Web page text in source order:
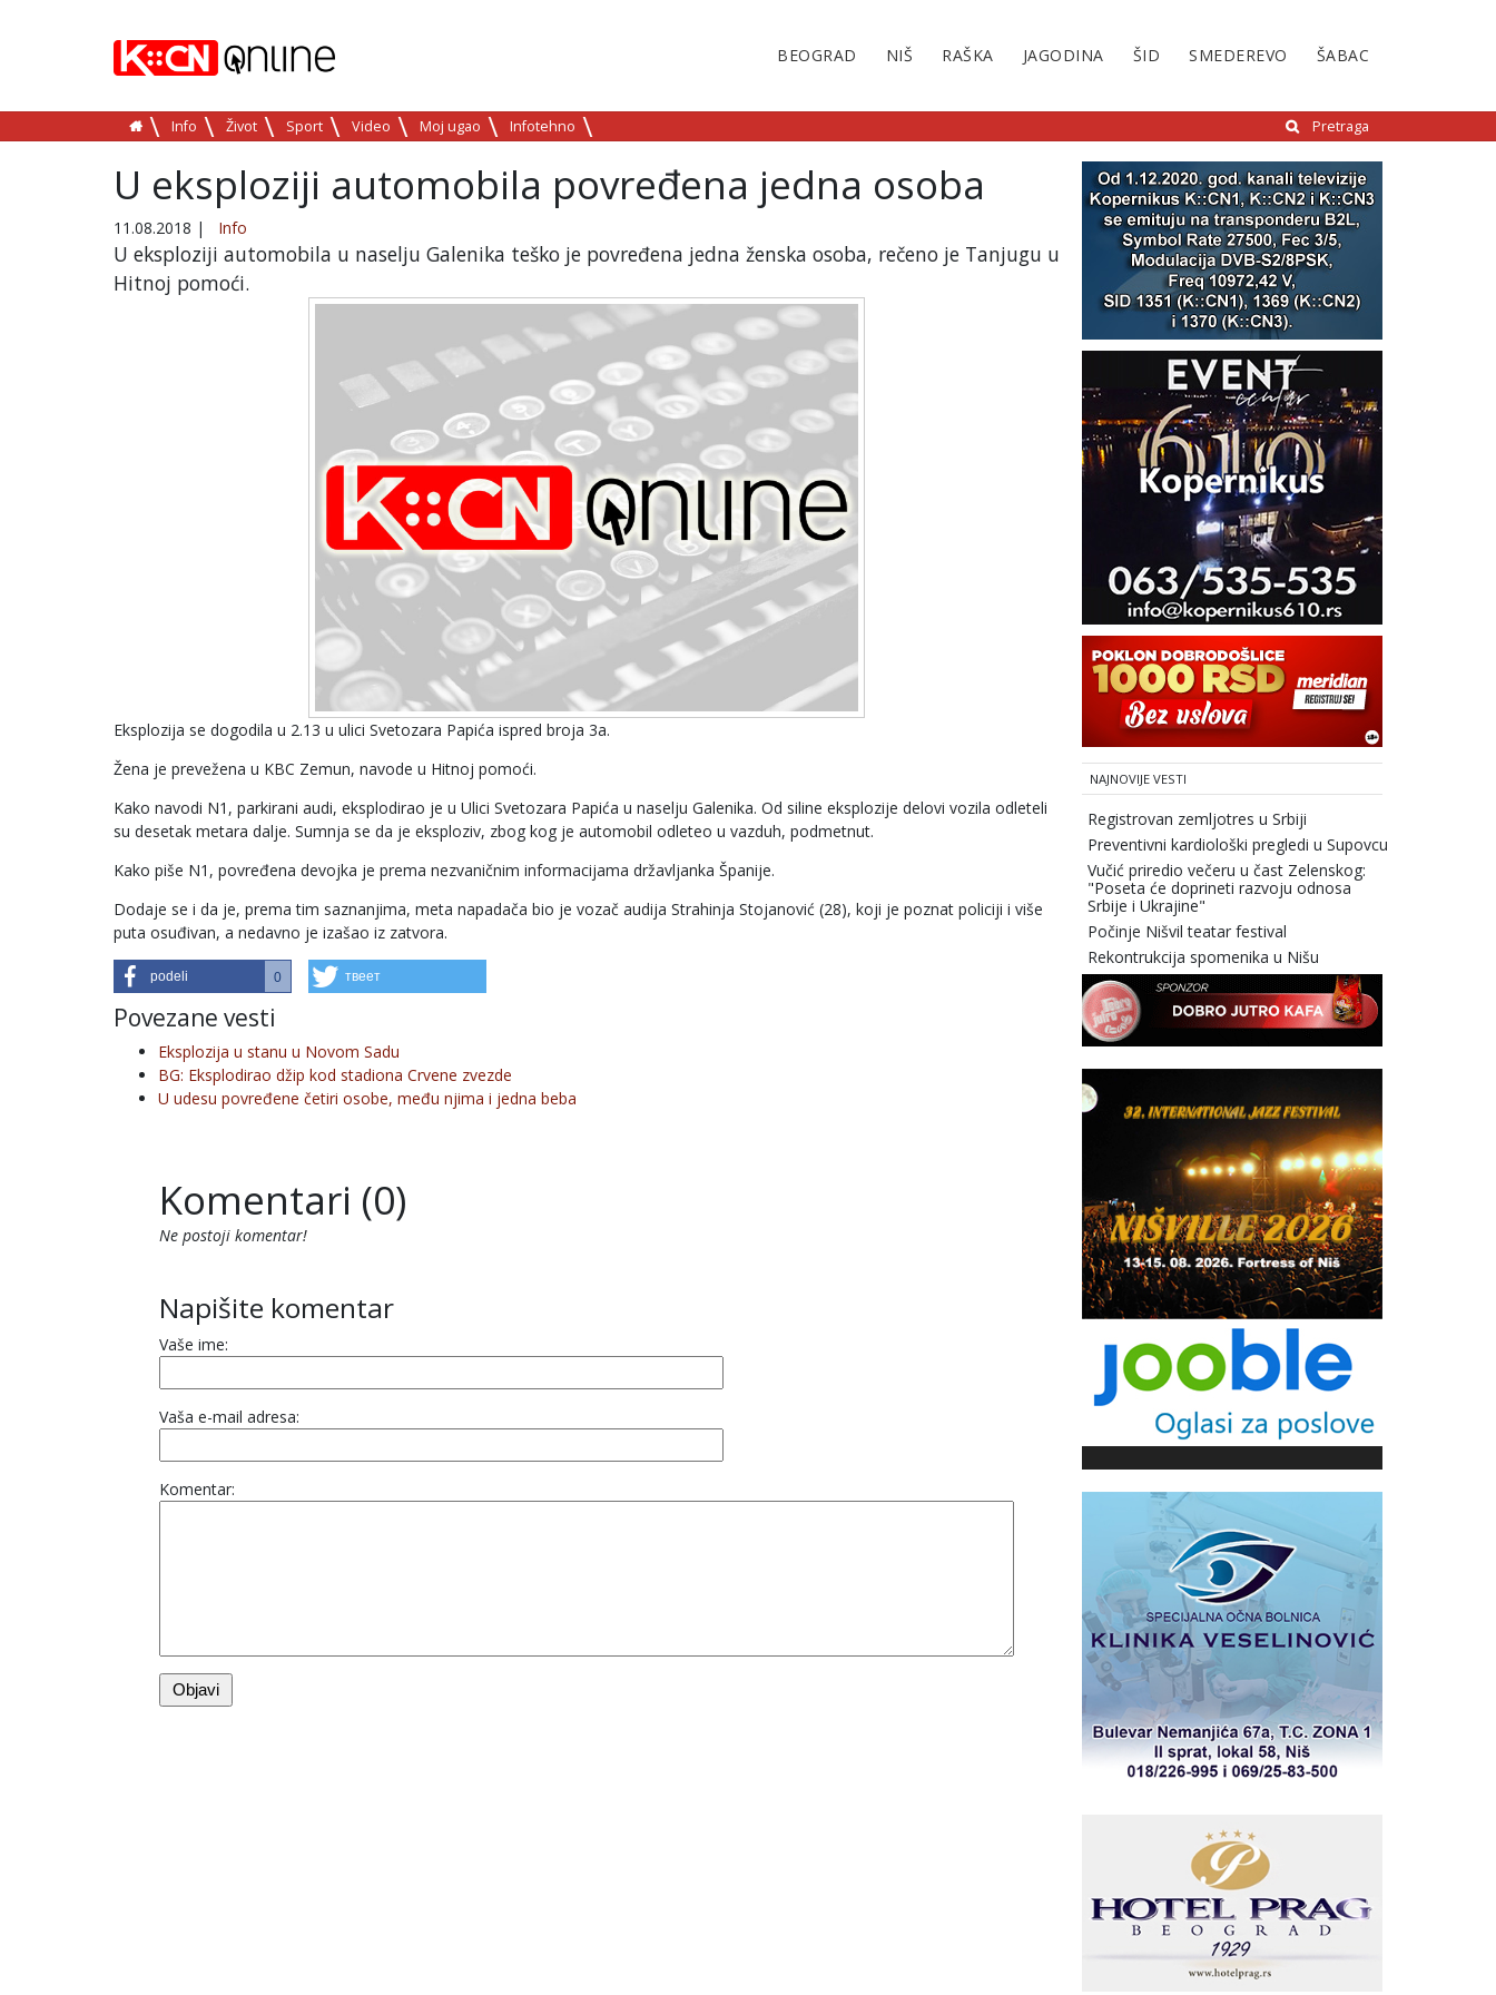
BEOGRAD NIŠ RAŠKA JAGODINA ŠID SMEDEREVO ŠABAC
Info Život Sport Video Moj ugao Infotehno Pretraga
U eksploziji automobila povređena jedna osoba
11.08.2018 | Info
U eksploziji automobila u naselju Galenika teško je povređena jedna ženska osoba, rečeno je Tanjugu u
Hitnoj pomoći.
Eksplozija se dogodila u 2.13 u ulici Svetozara Papića ispred broja 3a.
Žena je prevežena u KBC Zemun, navode u Hitnoj pomoći.
Kako navodi N1, parkirani audi, eksplodirao je u Ulici Svetozara Papića u naselju Galenika. Od siline eksplozije delovi vozila odleteli
su desetak metara dalje. Sumnja se da je eksploziv, zbog kog je automobil odleteo u vazduh, podmetnut.
Kako piše N1, povređena devojka je prema nezvaničnim informacijama državljanka Španije.
Dodaje se i da je, prema tim saznanjima, meta napadača bio je vozač audija Strahinja Stojanović (28), koji je poznat policiji i više
puta osuđivan, a nedavno je izašao iz zatvora.
podeli 0 твеет
Povezane vesti
Eksplozija u stanu u Novom Sadu
BG: Eksplodirao džip kod stadiona Crvene zvezde
U udesu povređene četiri osobe, među njima i jedna beba
Komentari (0)
Ne postoji komentar!
Napišite komentar
Vaše ime:
Vaša e-mail adresa:
Komentar:
NAJNOVIJE VESTI
Registrovan zemljotres u Srbiji
Preventivni kardiološki pregledi u Supovcu
Vučić priredio večeru u čast Zelenskog:
"Poseta će doprineti razvoju odnosa
Srbije i Ukrajine"
Počinje Nišvil teatar festival
Rekontrukcija spomenika u Nišu